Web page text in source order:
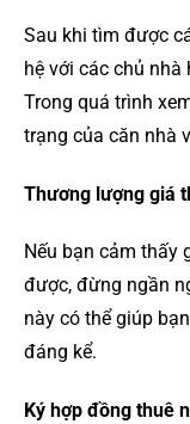
Sau khi tìm được
hệ với các chủ
Trong quá trình
trạng của căn nhà
Thương lượng giá
Nếu bạn cảm thấy
được, đừng ngần
này có thể giúp
đáng kể.
Ký hợp đồng thuê